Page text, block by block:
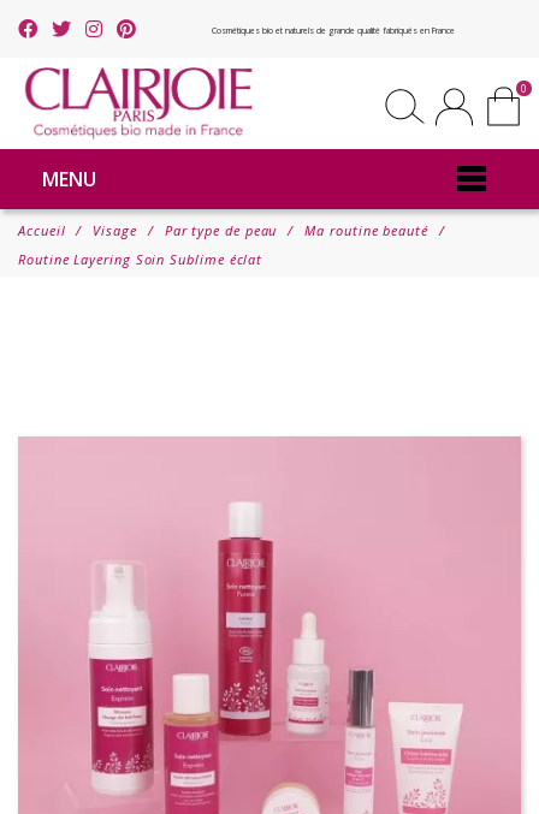
Cosmétiques bio et naturels de grande qualité fabriqués en France
0
MENU
Accueil Visage Par type de peau
Ma routine beauté
Routine Layering Soin Sublime éclat